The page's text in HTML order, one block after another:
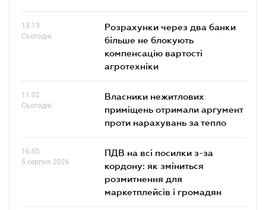
13.13
Сьогодні
Розрахунки через два банки
більше не блокують
компенсацію вартості
агротехніки
11.02
Сьогодні
Власники нежитлових
приміщень отримали аргумент
проти нарахувань за тепло
16.05
5 серпня 2026
ПДВ на всі посилки з-за
кордону: як зміниться
розмитнення для
маркетплейсів і громадян